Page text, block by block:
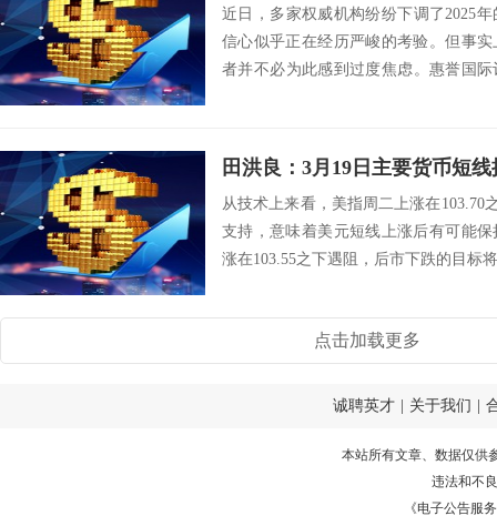
近日，多家权威机构纷纷下调了2025
信心似乎正在经历严峻的考验。但事
者并不必为此感到过度焦虑。惠誉国
田洪良：3月19日主要货币
从技术上来看，美指周二上涨在103.70
支持，意味着美元短线上涨后有可能
涨在103.55之下遇阻，后市下跌的目标
点击加载更多
诚聘英才 关于我们
本站所有文章、数据仅供
违法和不
《电子公告服务